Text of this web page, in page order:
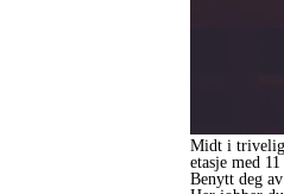
Midt i
etasje med
Benytt deg